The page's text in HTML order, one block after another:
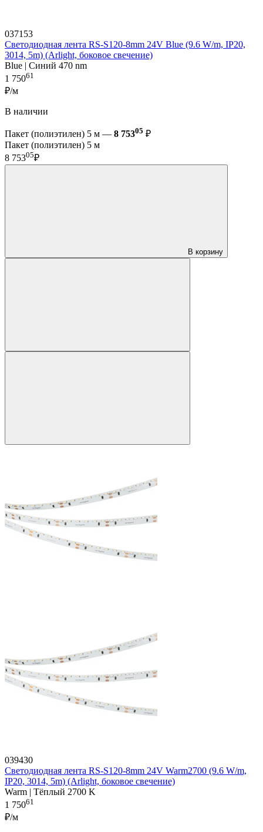
037153
Светодиодная лента RS-S120-8mm 24V Blue (9.6 W/m, IP20,
3014, 5m) (Arlight, боковое свечение)
Blue | Синий 470 nm
1 75061
₽/м
В наличии
Пакет (полиэтилен) 5 м — 8 75305 ₽
Пакет (полиэтилен) 5 м
8 75305₽
В корзину
039430
Светодиодная лента RS-S120-8mm 24V Warm2700 (9.6 W/m,
IP20, 3014, 5m) (Arlight, боковое свечение)
Warm | Тёплый 2700 K
1 75061
₽/м